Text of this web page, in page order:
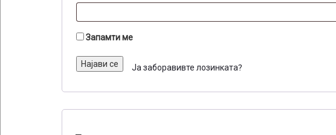
Запамти ме
Најави се Ја заборавивте лозинката?